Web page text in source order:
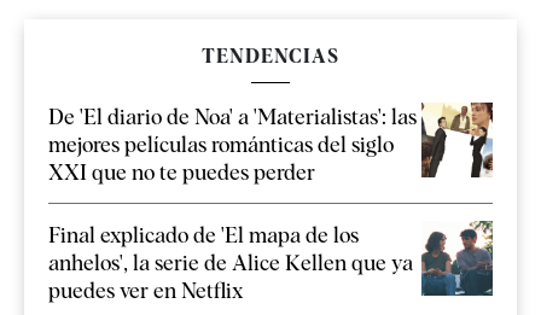
TENDENCIAS
De 'El diario de Noa' a 'Materialistas': las
mejores películas románticas del siglo
XXI que no te puedes perder
Final explicado de 'El mapa de los
anhelos', la serie de Alice Kellen que ya
puedes ver en Netflix